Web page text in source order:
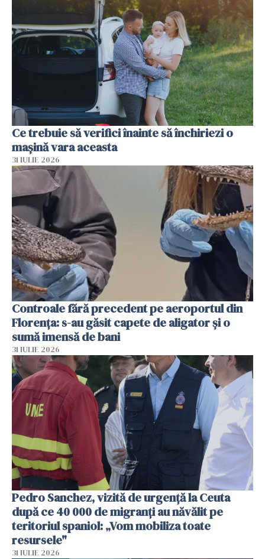
Ce trebuie să verifici înainte să închiriezi o
mașină vara aceasta
31 IULIE 2026
Controale fără precedent pe aeroportul din
Florența: s-au găsit capete de aligator și o
sumă imensă de bani
31 IULIE 2026
Pedro Sanchez, vizită de urgență la Ceuta
după ce 40 000 de migranți au năvălit pe
teritoriul spaniol: „Vom mobiliza toate
resursele"
31 IULIE 2026